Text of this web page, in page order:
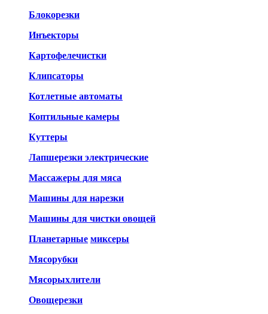
Блокорезки
Инъекторы
Картофелечистки
Клипсаторы
Котлетные автоматы
Коптильные камеры
Куттеры
Лапшерезки электрические
Массажеры для мяса
Машины для нарезки
Машины для чистки овощей
Планетарные миксеры
Мясорубки
Мясорыхлители
Овощерезки